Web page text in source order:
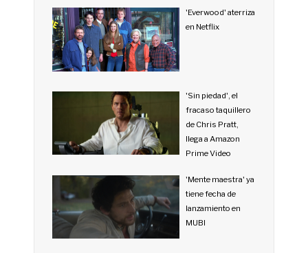
'Everwood' aterriza
en Netflix
'Sin piedad', el
fracaso taquillero
de Chris Pratt,
llega a Amazon
Prime Video
'Mente maestra' ya
tiene fecha de
lanzamiento en
MUBI